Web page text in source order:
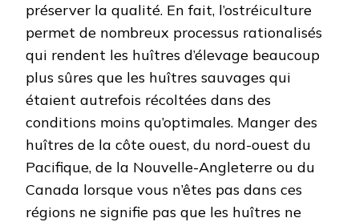
préserver la qualité. En fait, l’ostréiculture
permet de nombreux processus rationalisés
qui rendent les huîtres d’élevage beaucoup
plus sûres que les huîtres sauvages qui
étaient autrefois récoltées dans des
conditions moins qu’optimales. Manger des
huîtres de la côte ouest, du nord-ouest du
Pacifique, de la Nouvelle-Angleterre ou du
Canada lorsque vous n’êtes pas dans ces
régions ne signifie pas que les huîtres ne